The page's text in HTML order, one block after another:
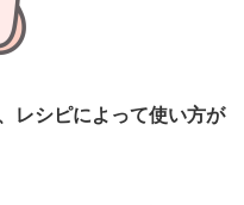
レシピによって使い方が